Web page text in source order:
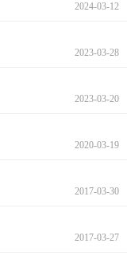
2024-03-12
2023-03-28
2023-03-20
2020-03-19
2017-03-30
2017-03-27